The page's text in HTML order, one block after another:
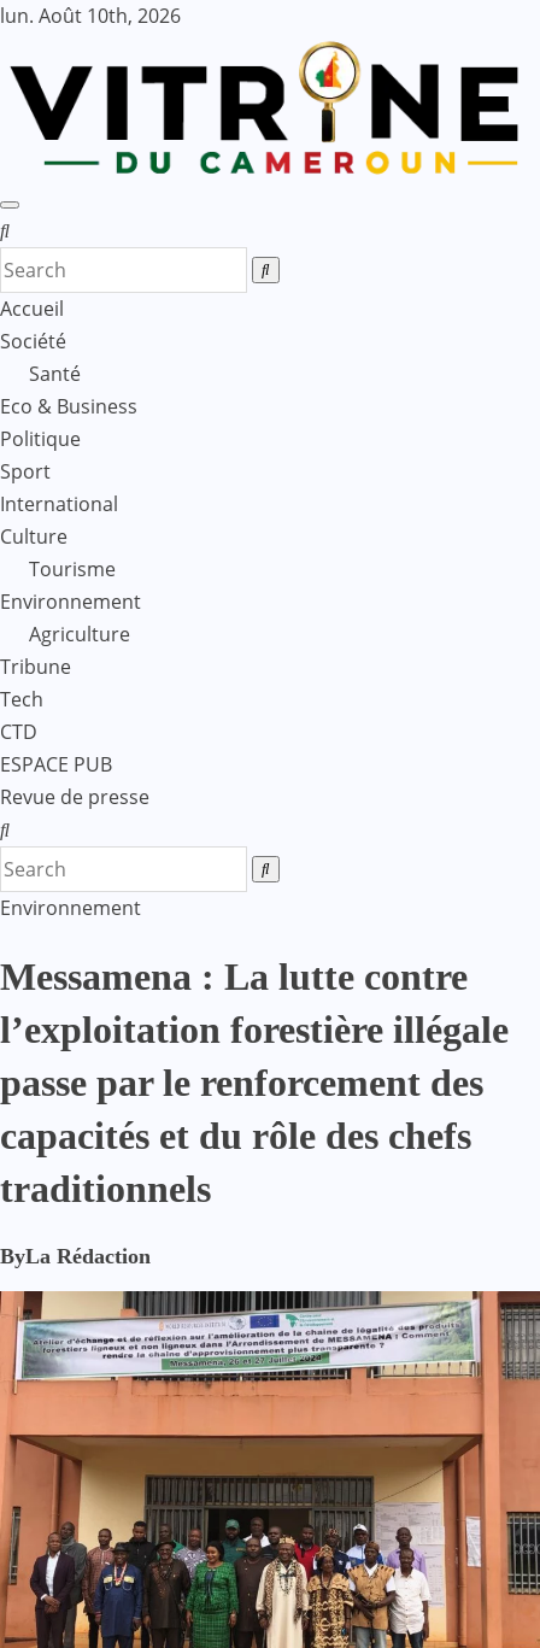
Skip
content
lun. Août 10th, 2026
Accueil
Société
Santé
Eco & Business
Politique
Sport
International
Culture
Tourisme
Environnement
Agriculture
Tribune
Tech
CTD
ESPACE PUB
Revue de presse
Environnement
Messamena : La lutte contre
l’exploitation forestière illégale
passe par le renforcement des
capacités et du rôle des chefs
traditionnels
ByLa Rédaction